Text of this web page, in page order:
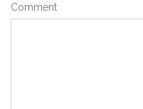
Comment